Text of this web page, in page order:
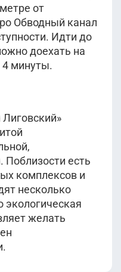
от
Обводный канал
Идти до
доехать на
4 минуты.
Поблизости есть
комплексов и
несколько
экологическая
желать